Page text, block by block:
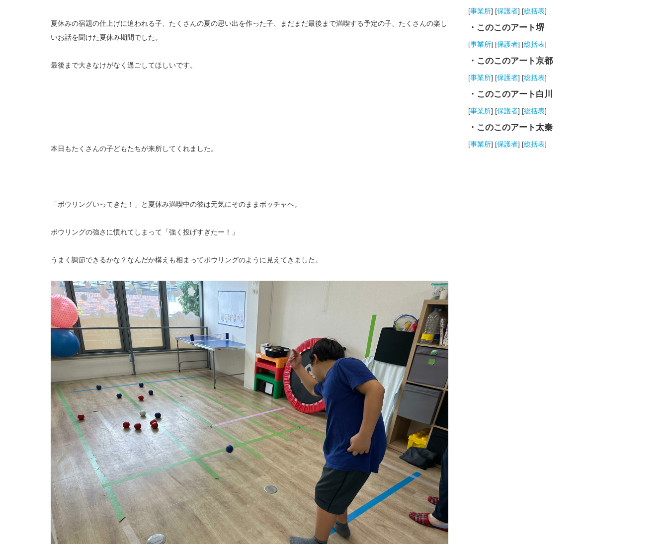
夏休みの宿題の仕上げに追われる子、たくさんの夏の思い出を作った子、まだまだ最後まで満喫する予定の子、たくさんの楽し
いお話を聞けた夏休み期間でした。
最後まで大きなけがなく過ごしてほしいです。
本日もたくさんの子どもたちが来所してくれました。
「ボウリングいってきた！」と夏休み満喫中の彼は元気にそのままボッチャへ。
ボウリングの強さに慣れてしまって「強く投げすぎたー！」
うまく調節できるかな？なんだか構えも相まってボウリングのように見えてきました。
[事業所] [保護者] [総括表]
・このこのアート堺
[事業所] [保護者] [総括表]
・このこのアート京都
[事業所] [保護者] [総括表]
・このこのアート白川
[事業所] [保護者] [総括表]
・このこのアート太秦
[事業所] [保護者] [総括表]